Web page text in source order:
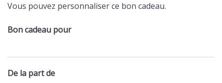
Vous pouvez personnaliser ce bon cadeau.
Bon cadeau pour
De la part de